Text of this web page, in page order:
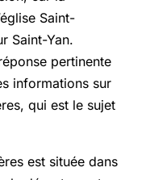
Saint-
Saint-Yan.
pertinente
informations sur
qui est le sujet
est située dans